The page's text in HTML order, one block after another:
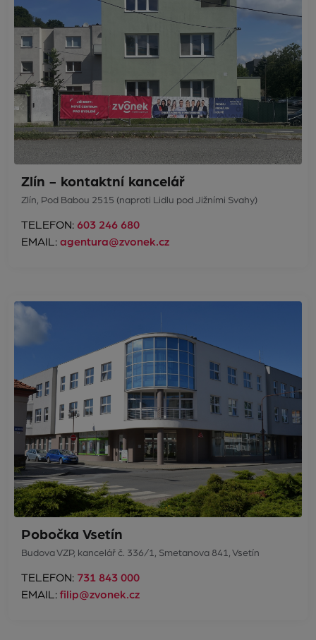
Zlín - kontaktní kancelář
Zlín, Pod Babou 2515 (naproti Lidlu pod Jižními Svahy)
TELEFON: 603 246 680
EMAIL: agentura@zvonek.cz
Pobočka Vsetín
Budova VZP, kancelář č. 336/1, Smetanova 841, Vsetín
TELEFON: 731 843 000
EMAIL: filip@zvonek.cz